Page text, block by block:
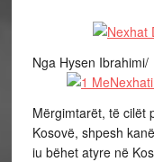
Nga Hysen Ibrahimi/
Mërgimtarët, të cilët
Kosovë, shpesh
iu bëhet atyre në